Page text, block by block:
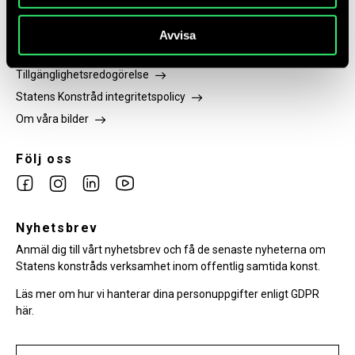
Avvisa
Hur vi hanterar dina personuppgifter
Tillgänglighetsredogörelse
Statens Konstråd integritetspolicy
Om våra bilder
Följ oss
facebookinstagramLinkedin
Nyhetsbrev
Anmäl dig till vårt nyhetsbrev och få de senaste nyheterna om
Statens konstråds verksamhet inom offentlig samtida konst.
Läs mer om hur vi hanterar dina personuppgifter enligt GDPR
här.